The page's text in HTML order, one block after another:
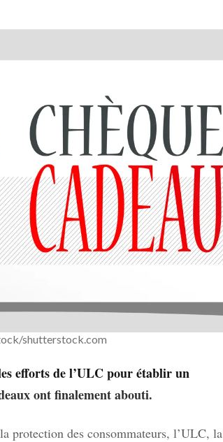
shutterstock.com
efforts de l’ULC pour établir un
ont finalement abouti.
protection des consommateurs, l’ULC, la